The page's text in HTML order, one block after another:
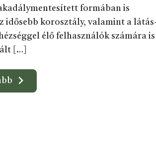
formában is
idősebb korosztály, valamint a
élő felhasználók számára is
[…]